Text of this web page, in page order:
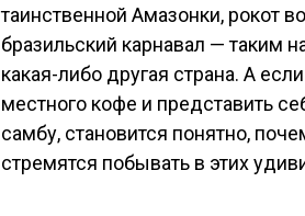
таинственной Амазонки, рокот
бразильский карнавал — таким
какая-либо другая страна. А
местного кофе и представить
самбу, становится понятно,
стремятся побывать в этих